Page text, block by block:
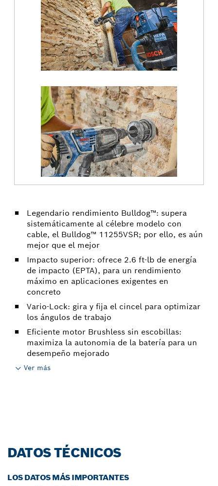
Legendario rendimiento Bulldog™: supera
sistemáticamente al célebre modelo con
cable, el Bulldog™ 11255VSR; por ello, es aún
mejor que el mejor
Impacto superior: ofrece 2.6 ft-lb de energía
de impacto (EPTA), para un rendimiento
máximo en aplicaciones exigentes en
concreto
Vario-Lock: gira y fija el cincel para optimizar
los ángulos de trabajo
Eficiente motor Brushless sin escobillas:
maximiza la autonomia de la batería para un
desempeño mejorado
Ver más
DATOS TÉCNICOS
LOS DATOS MÁS IMPORTANTES